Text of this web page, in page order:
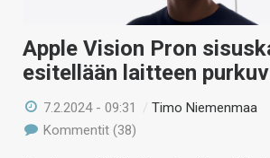
Apple Vision Pron
esitellään laitteen
7.2.2024 - 09:31 /Timo Niemenmaa
Kommentit (38)